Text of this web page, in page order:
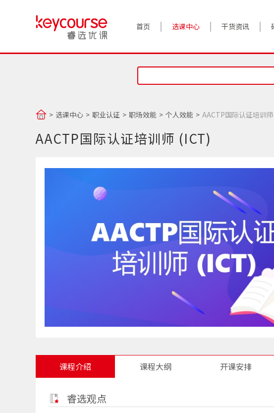
首页 选课中心 干货资讯
案例实践
对话高管
选课中心 职业认证 职场效能 个人效能 AACTP国际认证培训
AACTP国际认证培训师 (ICT)
课程介绍 课程大纲 开课安排
睿选观点